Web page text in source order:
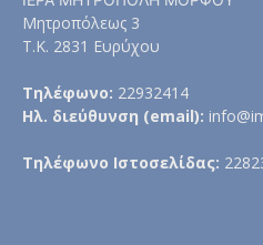
Μητροπόλεως 3
Τ.Κ. 2831 Ευρύχου
Τηλέφωνο: 22932414
Ηλ. διεύθυνση (email):
Τηλέφωνο Ιστοσελίδας: